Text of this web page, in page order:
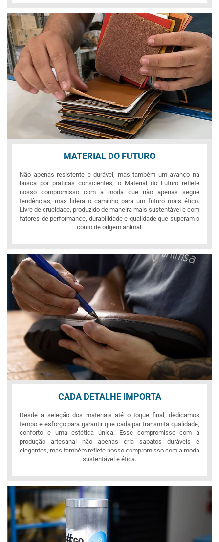
MATERIAL DO FUTURO
Não apenas resistente e durável, mas também um avanço na
busca por práticas conscientes, o Material do Futuro reflete
nosso compromisso com a moda que não apenas segue
tendências, mas lidera o caminho para um futuro mais ético.
Livre de crueldade, produzido de maneira mais sustentável e com
fatores de performance, durabilidade e qualidade que superam o
couro de origem animal.
CADA DETALHE IMPORTA
Desde a seleção dos materiais até o toque final, dedicamos
tempo e esforço para garantir que cada par transmita qualidade,
conforto e uma estética única. Esse compromisso com a
produção artesanal não apenas cria sapatos duráveis e
elegantes, mas também reflete nosso compromisso com a moda
sustentável e ética.